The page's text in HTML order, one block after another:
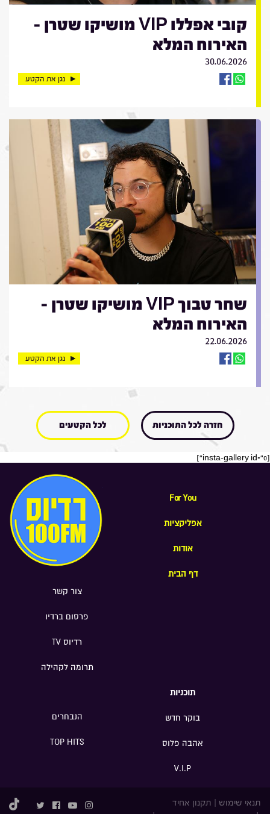
קובי אפללו VIP מושיקו שטרן -
האירוח המלא
30.06.2026
נגן את הקטע
שחר טבוך VIP מושיקו שטרן -
האירוח המלא
22.06.2026
נגן את הקטע
חזרה לכל התוכניות לכל הקטעים
[insta-gallery id="0"]
For You
אפליקציות
אודות
דף הבית
צור קשר
פרסום ברדיו
רדיוס TV
תרומה לקהילה
תוכניות
בוקר חדש
אהבה פלוס
V.I.P
הנבחרים
TOP HITS
תנאי שימוש
תקנון אחיד